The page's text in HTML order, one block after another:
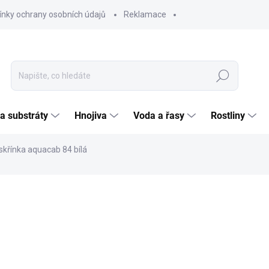
ochrany osobních údajů Reklamace
Hledat
substráty Hnojiva Voda a řasy Rostliny
aquacab 84 bílá